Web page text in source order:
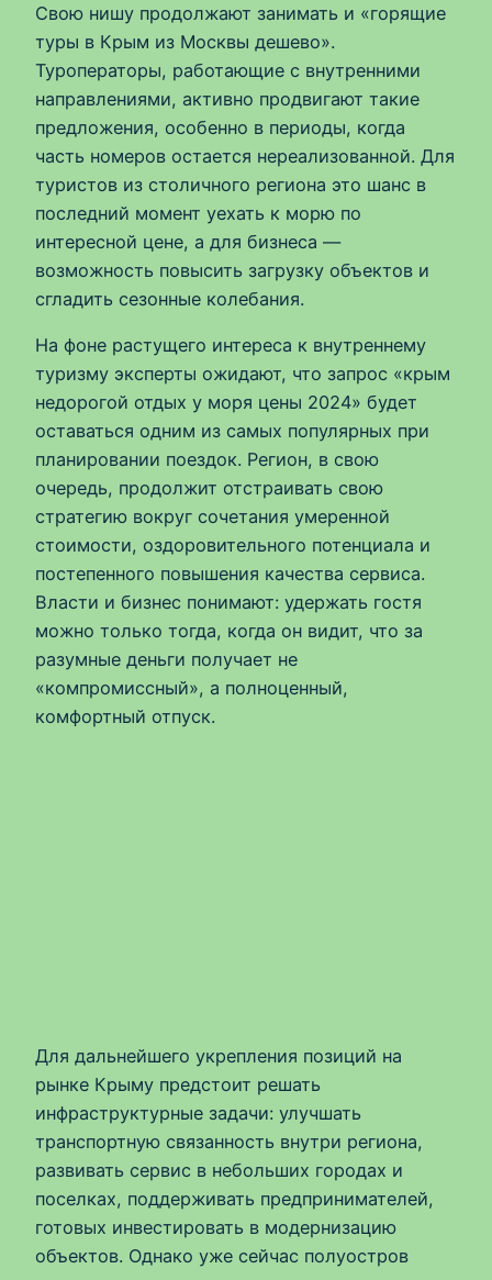
Свою нишу продолжают занимать и «горящие
туры в Крым из Москвы дешево».
Туроператоры, работающие с внутренними
направлениями, активно продвигают такие
предложения, особенно в периоды, когда
часть номеров остается нереализованной. Для
туристов из столичного региона это шанс в
последний момент уехать к морю по
интересной цене, а для бизнеса —
возможность повысить загрузку объектов и
сгладить сезонные колебания.
На фоне растущего интереса к внутреннему
туризму эксперты ожидают, что запрос «крым
недорогой отдых у моря цены 2024» будет
оставаться одним из самых популярных при
планировании поездок. Регион, в свою
очередь, продолжит отстраивать свою
стратегию вокруг сочетания умеренной
стоимости, оздоровительного потенциала и
постепенного повышения качества сервиса.
Власти и бизнес понимают: удержать гостя
можно только тогда, когда он видит, что за
разумные деньги получает не
«компромиссный», а полноценный,
комфортный отпуск.
Для дальнейшего укрепления позиций на
рынке Крыму предстоит решать
инфраструктурные задачи: улучшать
транспортную связанность внутри региона,
развивать сервис в небольших городах и
поселках, поддерживать предпринимателей,
готовых инвестировать в модернизацию
объектов. Однако уже сейчас полуостров